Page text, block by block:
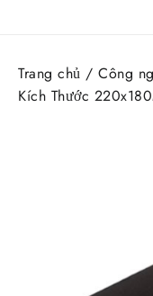
Trang chủ / Công
Kích Thước